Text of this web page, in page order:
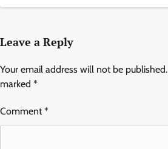
Leave a Reply
Your email address will not be published.
marked *
Comment*